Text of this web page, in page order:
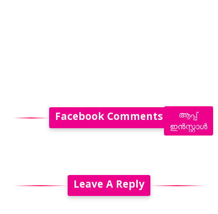
Facebook Comments
Leave A Reply
ആപ്പ്
ഇൻസ്റ്റാൾ